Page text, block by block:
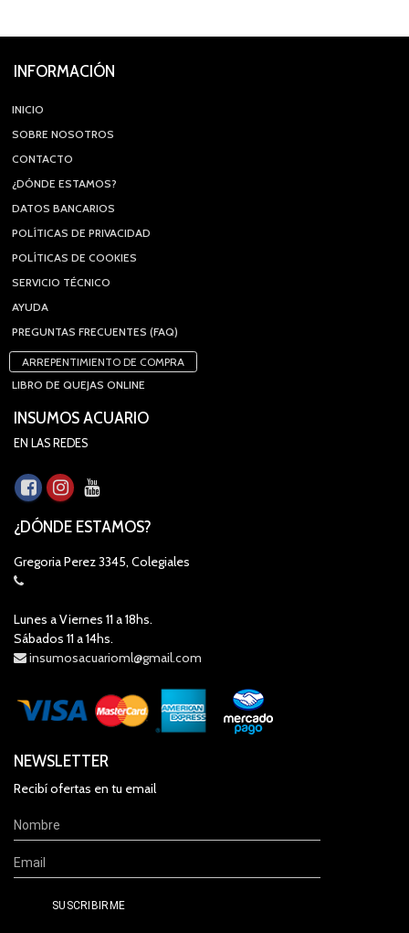
INFORMACIÓN
INICIO
SOBRE NOSOTROS
CONTACTO
¿DÓNDE ESTAMOS?
DATOS BANCARIOS
POLÍTICAS DE PRIVACIDAD
POLÍTICAS DE COOKIES
SERVICIO TÉCNICO
AYUDA
PREGUNTAS FRECUENTES (FAQ)
ARREPENTIMIENTO DE COMPRA
LIBRO DE QUEJAS ONLINE
INSUMOS ACUARIO
EN LAS REDES
¿DÓNDE ESTAMOS?
Gregoria Perez 3345, Colegiales
Lunes a Viernes 11 a 18hs.
Sábados 11 a 14hs.
insumosacuarioml@gmail.com
NEWSLETTER
Recibí ofertas en tu email